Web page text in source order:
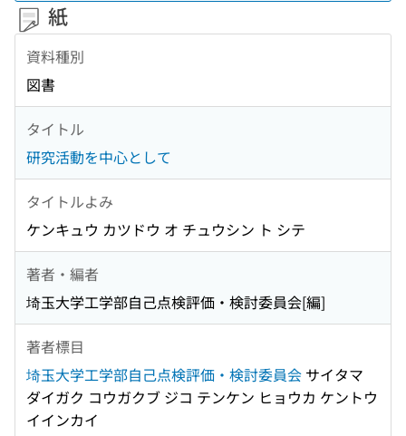
紙
資料種別
図書
タイトル
研究活動を中心として
タイトルよみ
ケンキュウ カツドウ オ チュウシン ト シテ
著者・編者
埼玉大学工学部自己点検評価・検討委員会[編]
著者標目
埼玉大学工学部自己点検評価・検討委員会 サイタマ
ダイガク コウガクブ ジコ テンケン ヒョウカ ケントウ
イインカイ